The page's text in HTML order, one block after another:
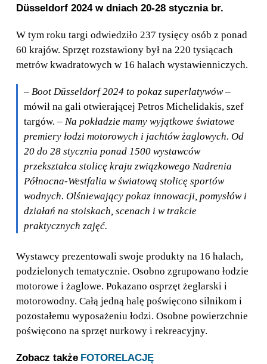
Düsseldorf 2024 w dniach 20-28 stycznia br.
W tym roku targi odwiedziło 237 tysięcy osób z ponad
60 krajów. Sprzęt rozstawiony był na 220 tysiącach
metrów kwadratowych w 16 halach wystawienniczych.
– Boot Düsseldorf 2024 to pokaz superlatywów–
mówił na gali otwierającej Petros Michelidakis, szef
targów. – Na pokładzie mamy wyjątkowe światowe
premiery łodzi motorowych i jachtów żaglowych. Od
20 do 28 stycznia ponad 1500 wystawców
przekształca stolicę kraju związkowego Nadrenia
Północna-Westfalia w światową stolicę sportów
wodnych. Olśniewający pokaz innowacji, pomysłów i
działań na stoiskach, scenach i w trakcie
praktycznych zajęć.
Wystawcy prezentowali swoje produkty na 16 halach,
podzielonych tematycznie. Osobno zgrupowano łodzie
motorowe i żaglowe. Pokazano osprzęt żeglarski i
motorowodny. Całą jedną halę poświęcono silnikom i
pozostałemu wyposażeniu łodzi. Osobne powierzchnie
poświęcono na sprzęt nurkowy i rekreacyjny.
Zobacz także FOTORELACJĘ